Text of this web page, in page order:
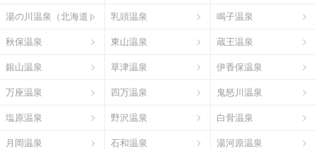
湯の川温泉（北海道） 乳頭温泉 鳴子温泉
秋保温泉 東山温泉 蔵王温泉
銀山温泉 草津温泉 伊香保温泉
万座温泉 四万温泉 鬼怒川温泉
塩原温泉 野沢温泉 白骨温泉
月岡温泉 石和温泉 湯河原温泉